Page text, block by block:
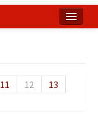
11 12
13